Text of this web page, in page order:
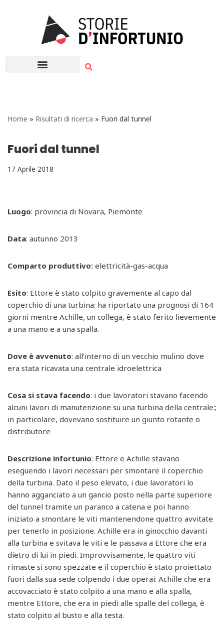
Home » Risultati di ricerca » Fuori dal tunnel
Fuori dal tunnel
17 Aprile 2018
Luogo: provincia di Novara, Piemonte
Data: autunno 2013
Comparto produttivo: elettricità-gas-acqua
Esito: Ettore è stato colpito gravemente al capo dal
coperchio di una turbina: ha riportato una prognosi di 164
giorni mentre Achille, un collega, è stato ferito lievemente
a una mano e a una spalla.
Dove è avvenuto: all’interno di un vecchio mulino dove
era stata ricavata una centrale idroelettrica
Cosa si stava facendo: i due lavoratori stavano facendo
alcuni lavori di manutenzione su una turbina della centrale:;
in particolare, dovevano sostituire un giunto rotante o
distributore
Descrizione infortunio: Ettore e Achille stavano
eseguendo i lavori necessari per smontare il coperchio
della turbina. Dato il peso elevato, i due lavoratori lo
hanno agganciato a un gancio posto nella parte superiore
del tunnel tramite un paranco a catena e poi hanno
iniziato a smontare le viti mantenendone quattro avvitate
per tenerlo in posizione. Achille era in ginocchio davanti
alla turbina e svitava le viti e le passava a Ettore che era
dietro di lui in piedi. Improvvisamente, le quattro viti
rimaste si sono spezzate e il coperchio è stato proiettato
fuori dalla sua sede colpendo i due operai: Achille che era
accovacciato è stato colpito a una mano e alla spalla,
mentre Ettore, che era in piedi alle spalle del collega, è
stato colpito al busto e alla testa.